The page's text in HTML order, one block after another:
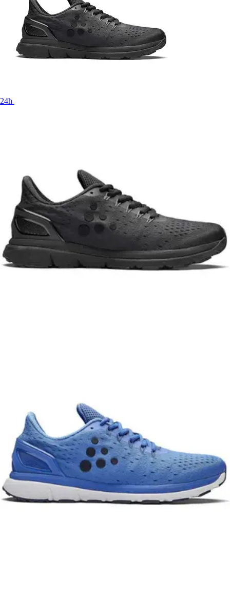
24h